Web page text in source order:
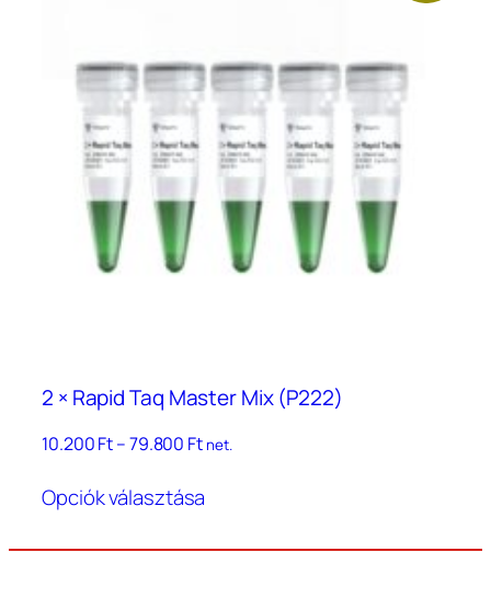
2 × Rapid Taq Master Mix (P222)
10.200Ft–79.800 FtÁrtartomány:
–
net.
Opciók választása
több